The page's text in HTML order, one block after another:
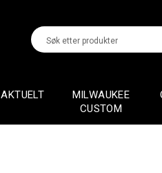
AKTUELT
MILWAUKEE
CUSTOM